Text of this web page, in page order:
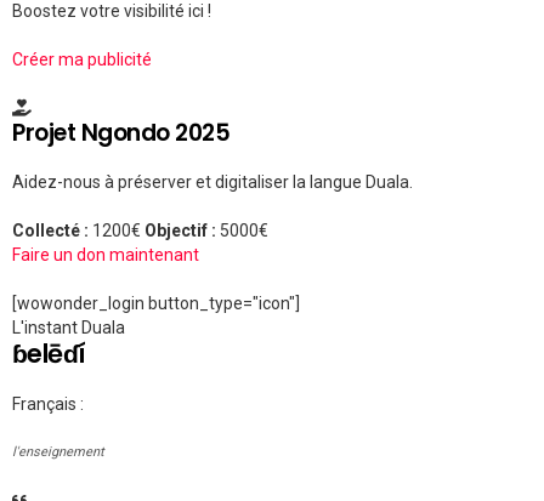
Boostez votre visibilité ici !
Créer ma publicité
Projet Ngondo 2025
Aidez-nous à préserver et digitaliser la langue Duala.
Collecté : 1200€ Objectif : 5000€
Faire un don maintenant
[wowonder_login button_type="icon"]
L'instant Duala
ɓelēɗí
Français :
l'enseignement